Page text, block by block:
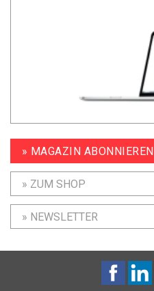
» MAGAZIN ABONNIEREN
» ZUM SHOP
» NEWSLETTER